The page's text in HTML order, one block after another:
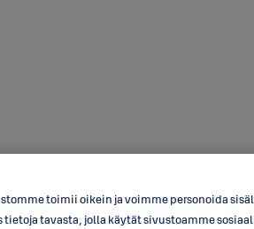
toimii oikein ja voimme personoida
tavasta, jolla käytät sivustoamme